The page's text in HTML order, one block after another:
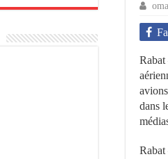
Rabat
dans